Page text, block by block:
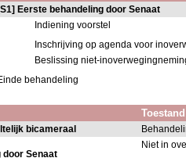
Eerste behandeling door Senaat
Indiening voorstel
Inschrijving op agenda voor
Beslissing niet-
behandeling
Toestand
bicameraal
door Senaat
Niet in